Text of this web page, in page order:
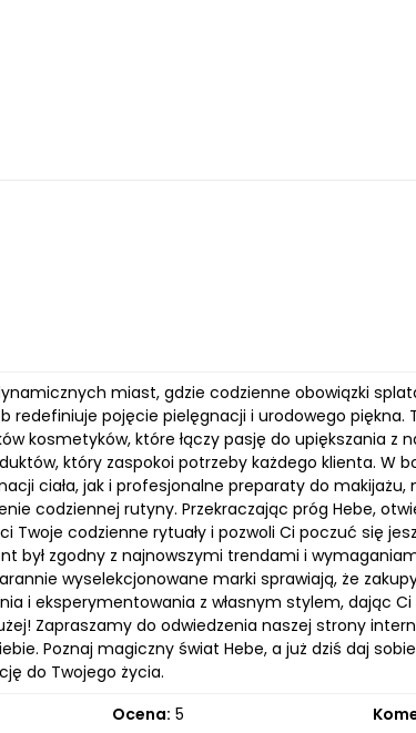
miast, gdzie codzienne obowiązki
redefiniuje pojęcie pielęgnacji i urodowego piękna.
kosmetyków, które łączy pasję do upiększania z
który zaspokoi potrzeby każdego klienta. W
ciała, jak i profesjonalne preparaty do makijażu,
codziennej rutyny. Przekraczając próg Hebe,
codzienne rytuały i pozwoli Ci poczuć się
był zgodny z najnowszymi trendami i
wyselekcjonowane marki sprawiają, że
i eksperymentowania z własnym stylem, dając Ci
Zapraszamy do odwiedzenia naszej strony
Poznaj magiczny świat Hebe, a już dziś daj
do Twojego życia.
Ocena: 5